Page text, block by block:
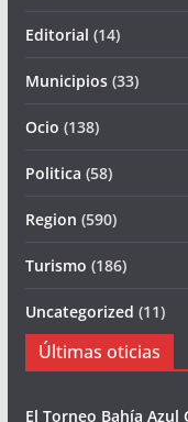
Editorial (14)
Municipios(33)
Ocio (138)
Politica (58)
Region (590)
Turismo (186)
Uncategorized (11)
Últimas oticias
El Torneo Bahía